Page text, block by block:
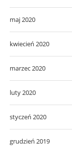
maj 2020
kwiecień 2020
marzec 2020
luty 2020
styczeń 2020
grudzień 2019